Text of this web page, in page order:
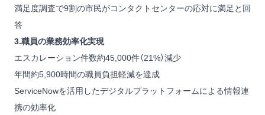
満足度調査で9割の市民がコンタクトセンターの応対に満足と回
答
3.職員の業務効率化実現
エスカレーション件数約45,000件（21%）減少
年間約5,900時間の職員負担軽減を達成
ServiceNowを活用したデジタルプラットフォームによる情報連
携の効率化